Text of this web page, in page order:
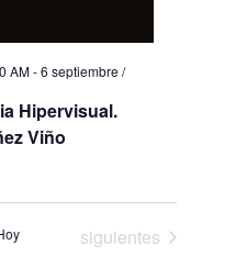
Hipervisual.
Viño
AM-6 septiembre /
Eventos
siguientes